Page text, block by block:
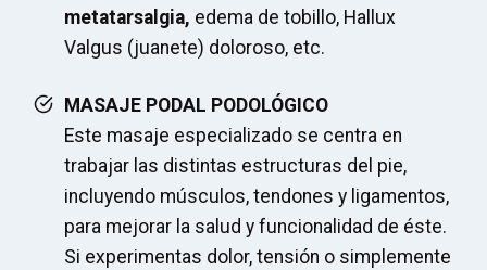
metatarsalgia, edema de tobillo, Hallux
Valgus (juanete) doloroso, etc.
MASAJE PODAL PODOLÓGICO
Este masaje especializado se centra en
trabajar las distintas estructuras del pie,
incluyendo músculos, tendones y ligamentos,
para mejorar la salud y funcionalidad de éste.
Si experimentas dolor, tensión o simplemente